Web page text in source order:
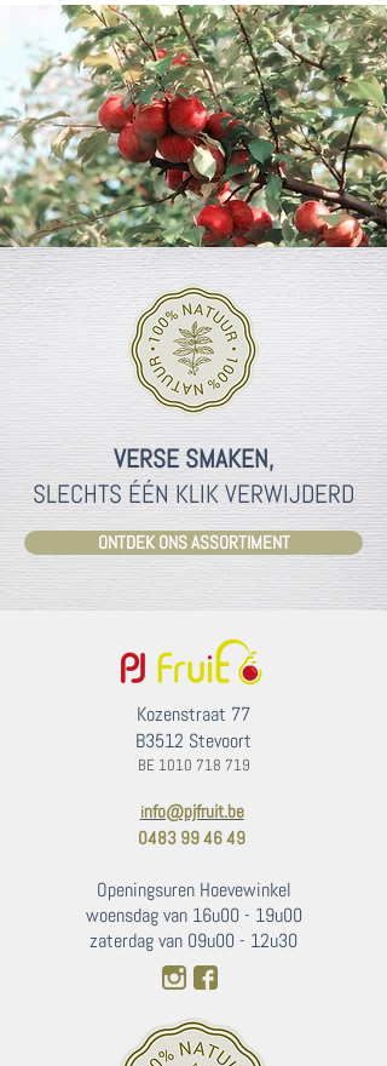
VERSE SMAKEN,
SLECHTS ÉÉN KLIK VERWIJDERD
ONTDEK ONS ASSORTIMENT
Kozenstraat 77
B3512 Stevoort
BE 1010 718 719
info@pjfruit.be
0483 99 46 49
Openingsuren Hoevewinkel
woensdag van 16u00 - 19u00
zaterdag van 09u00 - 12u30